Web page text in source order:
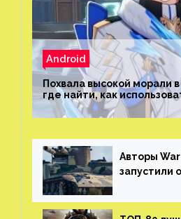
Android
Похвала высокой морали
где найти, как
скрытые достижения
Авторы
запустили
трейлер и